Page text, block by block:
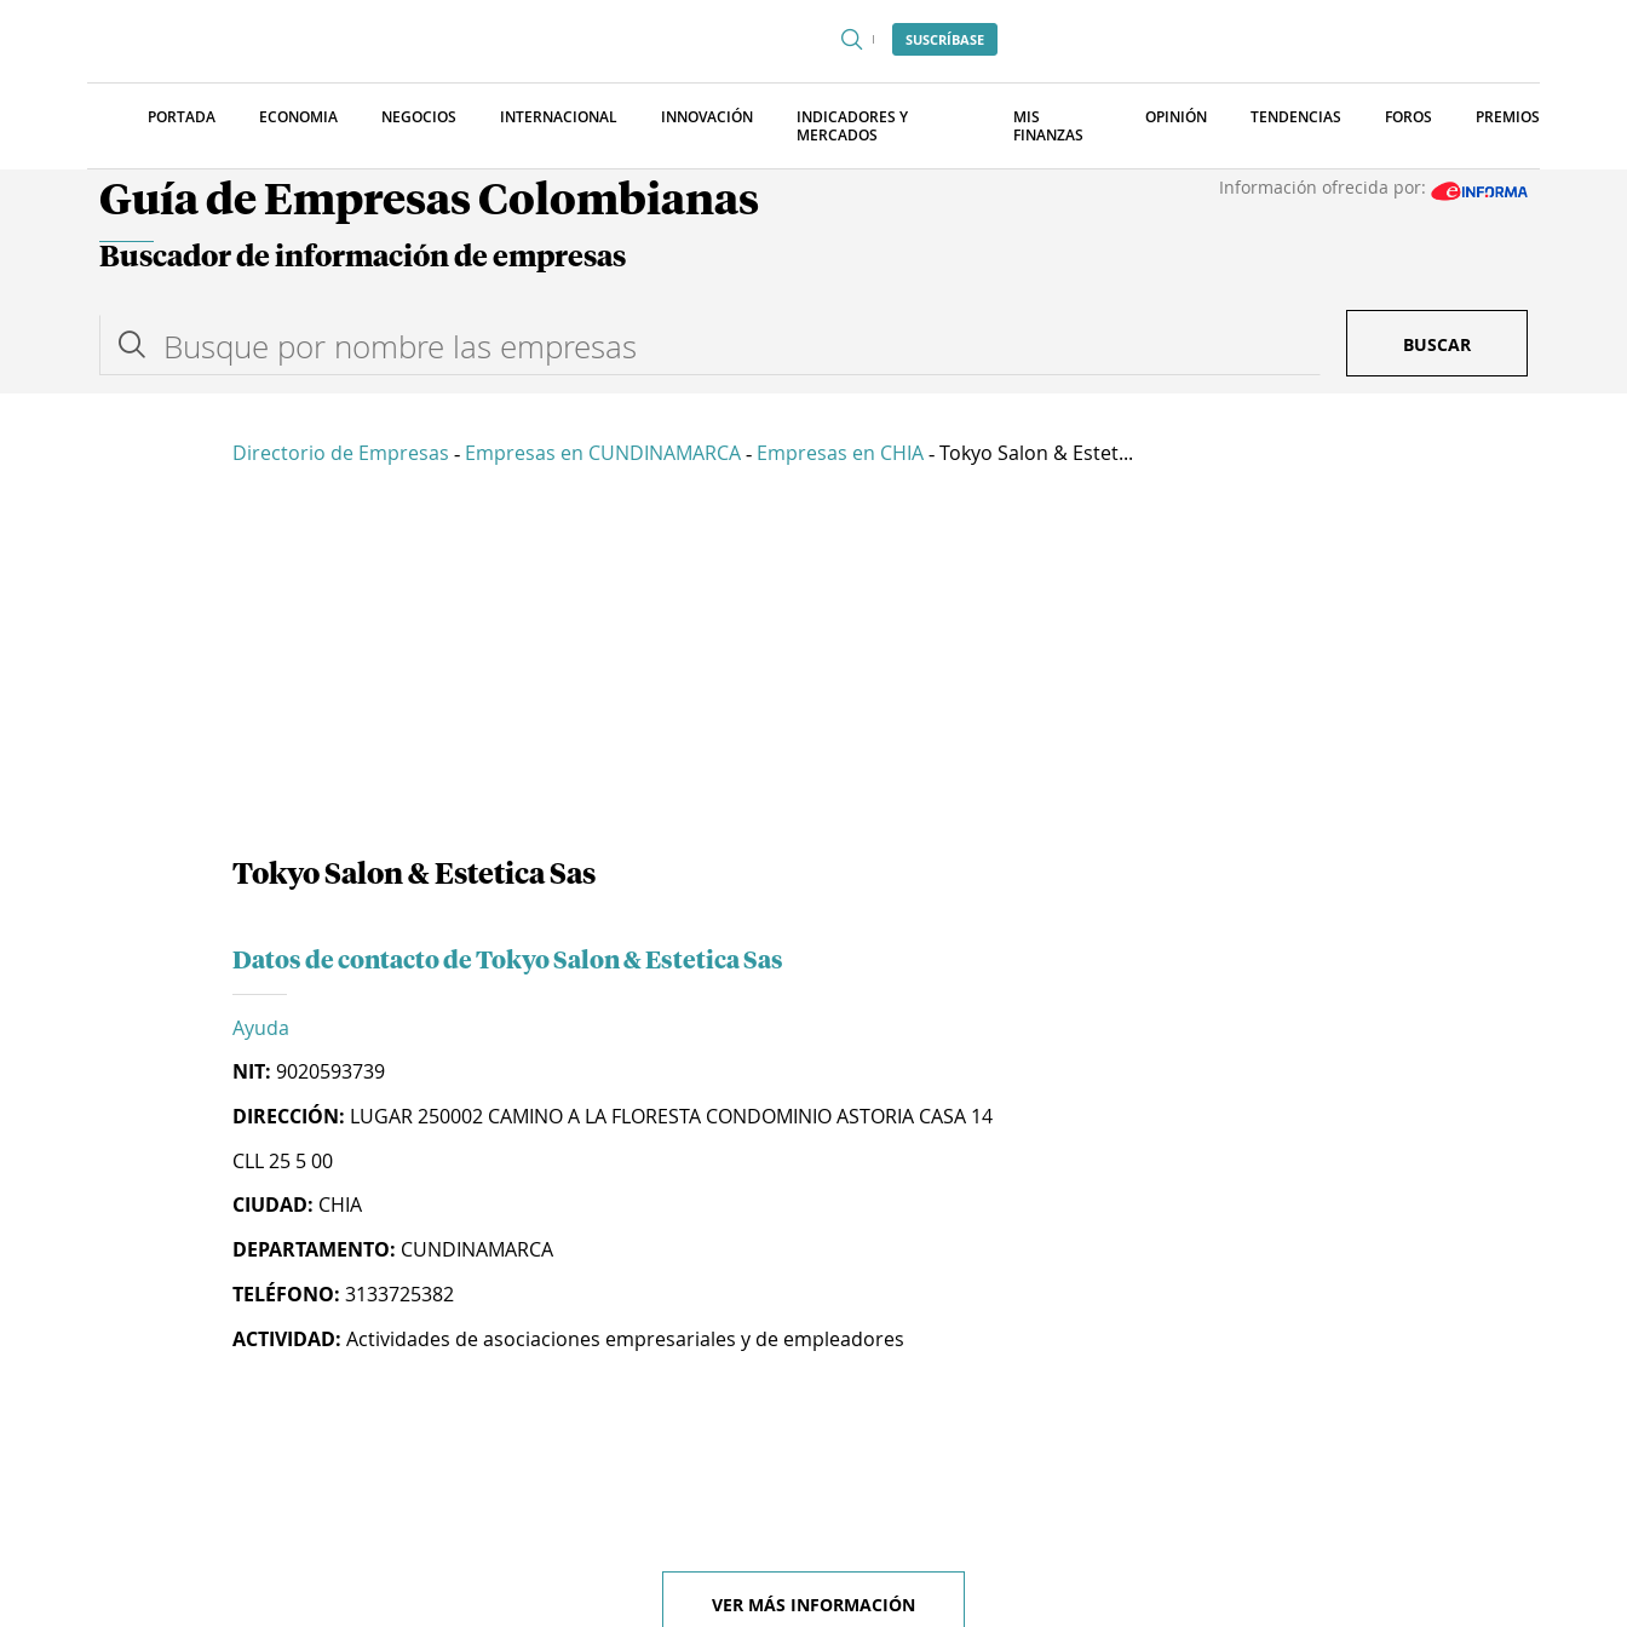
SUSCRÍBASE
PORTADA ECONOMIA NEGOCIOS INTERNACIONAL INNOVACIÓN
INDICADORES Y
MERCADOS
MIS
FINANZAS
OPINIÓN TENDENCIAS FOROS PREMIOS
Guía de Empresas Colombianas Información ofrecida por:
Buscador de información de empresas
BUSCAR
Directorio de Empresas - Empresas en CUNDINAMARCA - Empresas en CHIA - Tokyo Salon & Estet...
Tokyo Salon & Estetica Sas
Datos de contacto de Tokyo Salon & Estetica Sas
Ayuda
NIT: 9020593739
DIRECCIÓN: LUGAR 250002 CAMINO A LA FLORESTA CONDOMINIO ASTORIA CASA 14
CLL 25 5 00
CIUDAD: CHIA
DEPARTAMENTO: CUNDINAMARCA
TELÉFONO: 3133725382
ACTIVIDAD: Actividades de asociaciones empresariales y de empleadores
VER MÁS INFORMACIÓN